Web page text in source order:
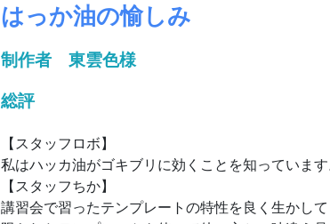
はっか油の愉しみ
制作者 東雲色様
総評
【スタッフロボ】
私はハッカ油がゴキブリに効くことを知っています
【スタッフちか】
講習会で習ったテンプレートの特性を良く生かして